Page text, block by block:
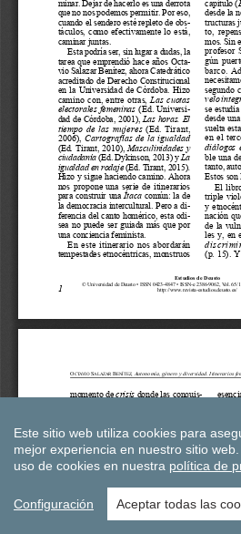
Este sitio web utiliza cookies para
mejor experiencia en nuestro sitio web.
uso de cookies en nuestra política de
Configuración Aceptar todas las